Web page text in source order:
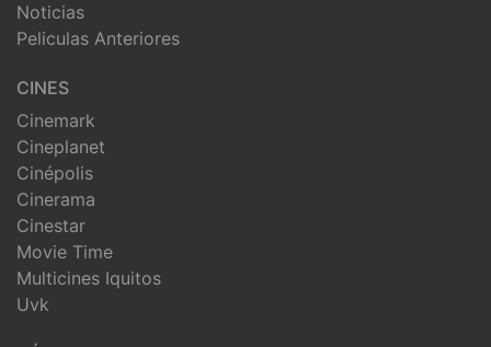
Noticias
Peliculas Anteriores
CINES
Cinemark
Cineplanet
Cinépolis
Cinerama
Cinestar
Movie Time
Multicines Iquitos
Uvk